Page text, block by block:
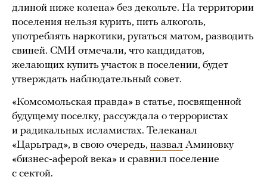
длиной ниже колена» без декольте. На территории
поселения нельзя курить, пить алкоголь,
употреблять наркотики, ругаться матом, разводить
свиней. СМИ отмечали, что кандидатов,
желающих купить участок в поселении, будет
утверждать наблюдательный совет.
«Комсомольская правда» в статье, посвященной
будущему поселку, рассуждала о террористах
и радикальных исламистах. Телеканал
«Царьград», в свою очередь, назвал Аминовку
«бизнес-аферой века» и сравнил поселение
с сектой.